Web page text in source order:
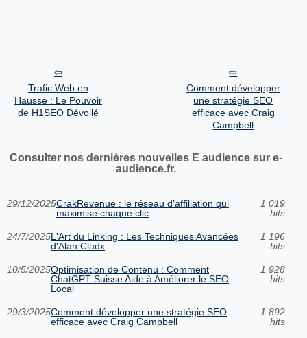
Trafic Web en
Hausse : Le Pouvoir
de H1SEO Dévoilé
Comment développer
une stratégie SEO
efficace avec Craig
Campbell
Consulter nos dernières nouvelles E audience sur e-
audience.fr.
29/12/2025CrakRevenue : le réseau d’affiliation qui
maximise chaque clic
1 019
hits
24/7/2025L'Art du Linking : Les Techniques Avancées
d'Alan Cladx
1 196
hits
10/5/2025Optimisation de Contenu : Comment
ChatGPT Suisse Aide à Améliorer le SEO
Local
1 928
hits
29/3/2025Comment développer une stratégie SEO
efficace avec Craig Campbell
1 892
hits